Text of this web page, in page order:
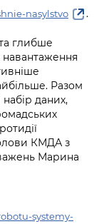
nasylstvo .
глибше
Разом
даних,
КМДА з
Марина
systemy-